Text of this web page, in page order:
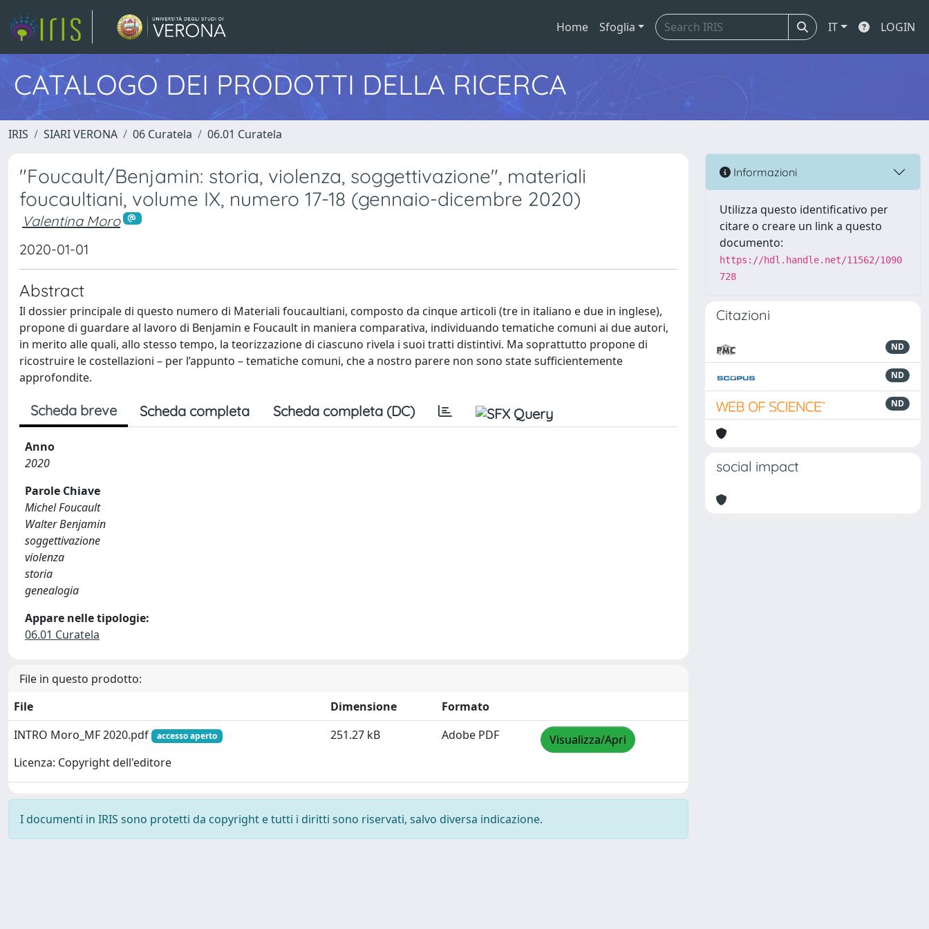
Home Sfoglia IT LOGIN
CATALOGO DEI PRODOTTI DELLA RICERCA
IRIS SIARI VERONA 06 Curatela 06.01 Curatela
"Foucault/Benjamin: storia, violenza, soggettivazione", materiali
foucaultiani, volume IX, numero 17-18 (gennaio-dicembre 2020)
Valentina Moro
2020-01-01
Abstract
Il dossier principale di questo numero di Materiali foucaultiani, composto da cinque articoli (tre in italiano e due in inglese),
propone di guardare al lavoro di Benjamin e Foucault in maniera comparativa, individuando tematiche comuni ai due autori,
in merito alle quali, allo stesso tempo, la teorizzazione di ciascuno rivela i suoi tratti distintivi. Ma soprattutto propone di
ricostruire le costellazioni – per l’appunto – tematiche comuni, che a nostro parere non sono state sufficientemente
approfondite.
Scheda breve Scheda completa Scheda completa (DC)
Anno
2020
Parole Chiave
Michel Foucault
Walter Benjamin
soggettivazione
violenza
storia
genealogia
Appare nelle tipologie:
06.01 Curatela
File in questo prodotto:
File
Dimensione
Formato
INTRO Moro_MF 2020.pdf
accesso aperto
Licenza: Copyright dell'editore
251.27 kB Adobe PDF Visualizza/Apri
I documenti in IRIS sono protetti da copyright e tutti i diritti sono riservati, salvo diversa indicazione.
Informazioni
Utilizza questo identificativo per
citare o creare un link a questo
documento:
https://hdl.handle.net/11562/1090
728
Citazioni
ND
ND
ND
social impact